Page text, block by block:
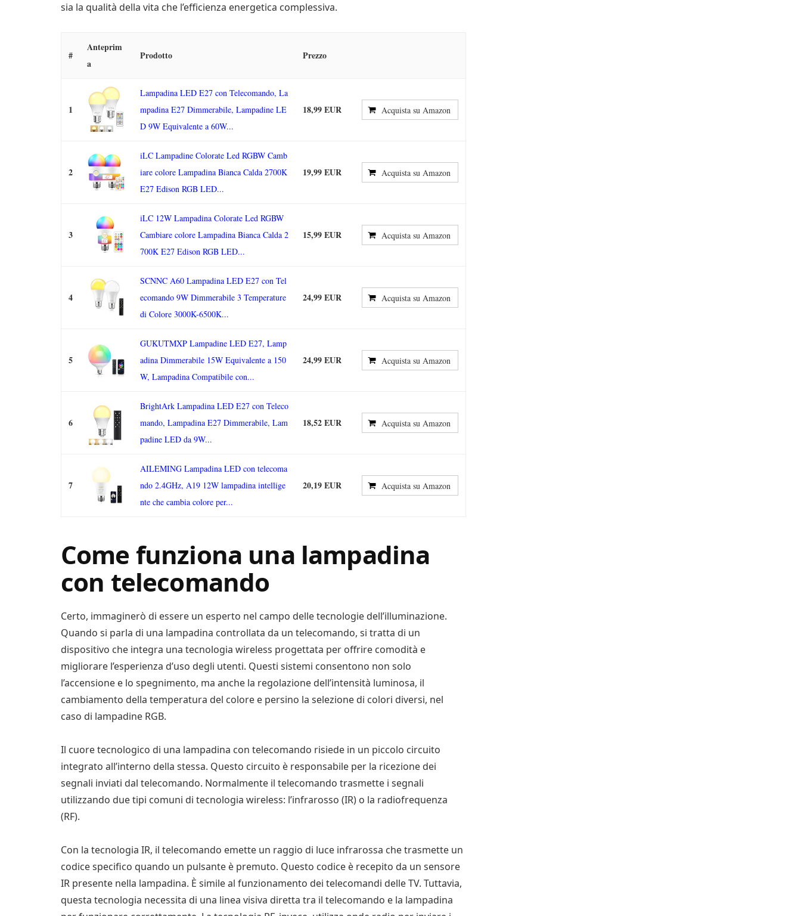
sia la qualità della vita che l’efficienza energetica complessiva.
#
Anteprim
a
Prodotto Prezzo
1
Lampadina LED E27 con Telecomando, La
mpadina E27 Dimmerabile, Lampadine LE
D 9W Equivalente a 60W...
18,99 EUR Acquista su Amazon
2
iLC Lampadine Colorate Led RGBW Camb
iare colore Lampadina Bianca Calda 2700K
E27 Edison RGB LED...
19,99 EUR Acquista su Amazon
3
iLC 12W Lampadina Colorate Led RGBW
Cambiare colore Lampadina Bianca Calda 2
700K E27 Edison RGB LED...
15,99 EUR Acquista su Amazon
4
SCNNC A60 Lampadina LED E27 con Tel
ecomando 9W Dimmerabile 3 Temperature
di Colore 3000K-6500K...
24,99 EUR Acquista su Amazon
5
GUKUTMXP Lampadine LED E27, Lamp
adina Dimmerabile 15W Equivalente a 150
W, Lampadina Compatibile con...
24,99 EUR Acquista su Amazon
6
BrightArk Lampadina LED E27 con Teleco
mando, Lampadina E27 Dimmerabile, Lam
padine LED da 9W...
18,52 EUR Acquista su Amazon
7
AILEMING Lampadina LED con telecoma
ndo 2.4GHz, A19 12W lampadina intellige
nte che cambia colore per...
20,19 EUR Acquista su Amazon
Come funziona una lampadina
con telecomando
Certo, immaginerò di essere un esperto nel campo delle tecnologie dell’illuminazione.
Quando si parla di una lampadina controllata da un telecomando, si tratta di un
dispositivo che integra una tecnologia wireless progettata per offrire comodità e
migliorare l’esperienza d’uso degli utenti. Questi sistemi consentono non solo
l’accensione e lo spegnimento, ma anche la regolazione dell’intensità luminosa, il
cambiamento della temperatura del colore e persino la selezione di colori diversi, nel
caso di lampadine RGB.
Il cuore tecnologico di una lampadina con telecomando risiede in un piccolo circuito
integrato all’interno della stessa. Questo circuito è responsabile per la ricezione dei
segnali inviati dal telecomando. Normalmente il telecomando trasmette i segnali
utilizzando due tipi comuni di tecnologia wireless: l’infrarosso (IR) o la radiofrequenza
(RF).
Con la tecnologia IR, il telecomando emette un raggio di luce infrarossa che trasmette un
codice specifico quando un pulsante è premuto. Questo codice è recepito da un sensore
IR presente nella lampadina. È simile al funzionamento dei telecomandi delle TV. Tuttavia,
questa tecnologia necessita di una linea visiva diretta tra il telecomando e la lampadina